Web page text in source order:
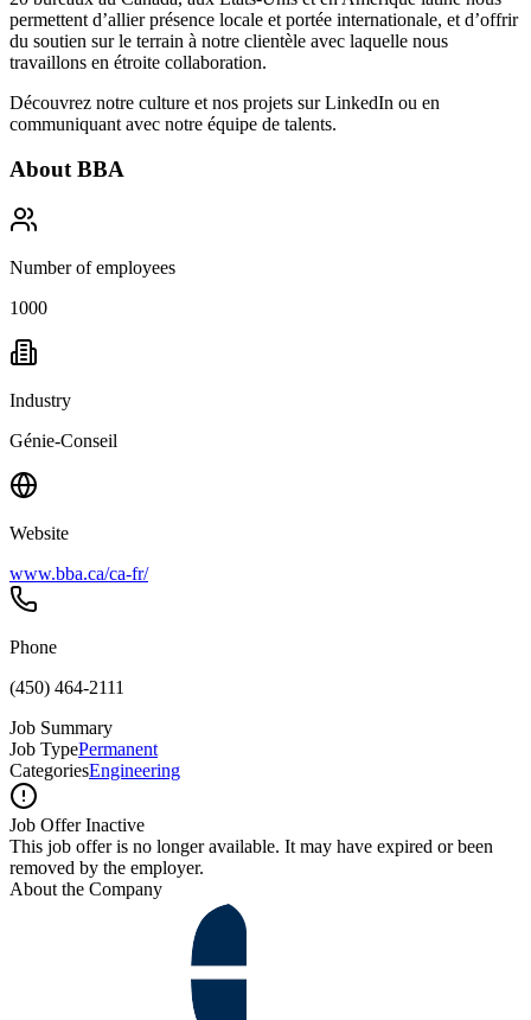
permettent d’allier présence locale et portée internationale, et d’offrir
du soutien sur le terrain à notre clientèle avec laquelle nous
travaillons en étroite collaboration.
Découvrez notre culture et nos projets surLinkedIn ou en
communiquant avec notre équipe de talents.
About BBA
Number of employees
1000
Industry
Génie-Conseil
Website
www.bba.ca/ca-fr/
Phone
(450) 464-2111
Job Summary
Job TypePermanent
CategoriesEngineering
Job Offer Inactive
This job offer is no longer available. It may have expired or been
removed by the employer.
About the Company